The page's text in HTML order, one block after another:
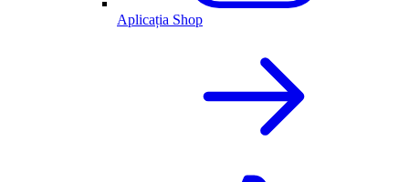
Aplicația Shop